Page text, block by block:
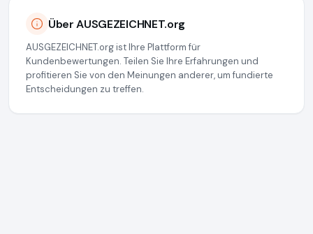
Über AUSGEZEICHNET.org
AUSGEZEICHNET.org ist Ihre Plattform für
Kundenbewertungen. Teilen Sie Ihre Erfahrungen und
profitieren Sie von den Meinungen anderer, um fundierte
Entscheidungen zu treffen.